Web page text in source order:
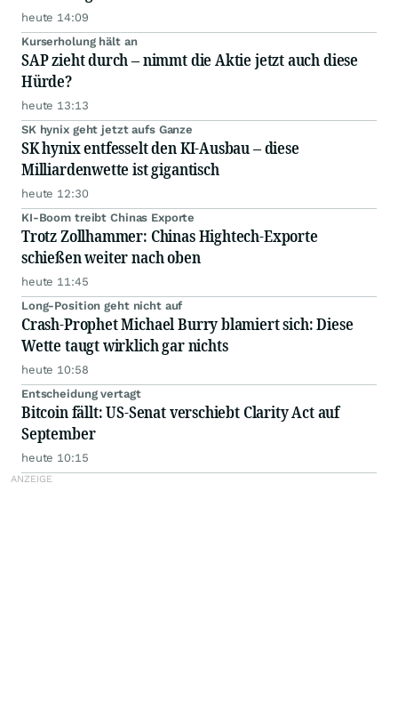
heute 14:09
Kurserholung hält an
SAP zieht durch – nimmt die Aktie jetzt auch diese
Hürde?
heute 13:13
SK hynix geht jetzt aufs Ganze
SK hynix entfesselt den KI-Ausbau – diese
Milliardenwette ist gigantisch
heute 12:30
KI-Boom treibt Chinas Exporte
Trotz Zollhammer: Chinas Hightech-Exporte
schießen weiter nach oben
heute 11:45
Long-Position geht nicht auf
Crash-Prophet Michael Burry blamiert sich: Diese
Wette taugt wirklich gar nichts
heute 10:58
Entscheidung vertagt
Bitcoin fällt: US-Senat verschiebt Clarity Act auf
September
heute 10:15